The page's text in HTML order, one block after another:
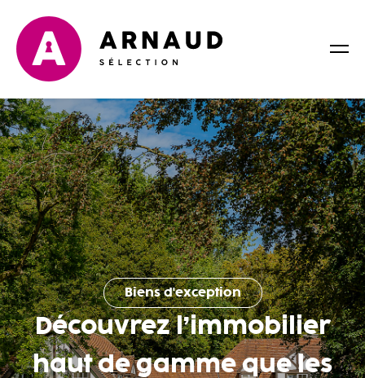
Biens d'exception
Découvrez l’immobilier
haut de gamme que les